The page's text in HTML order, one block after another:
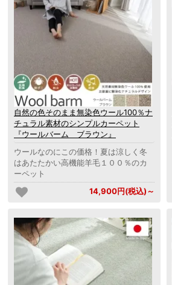
自然の色そのまま無染色ウール100％ナ
チュラル素材のシンプルカーペット
『ウールバーム ブラウン』
ウールなのにこの価格！夏は涼しく冬
はあたたかい高機能羊毛１００％のカ
ーペット
14,900円(税込)～